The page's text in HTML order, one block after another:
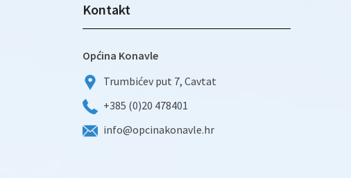
Kontakt
Općina Konavle
Trumbićev put 7, Cavtat
+385 (0)20 478401
info@opcinakonavle.hr